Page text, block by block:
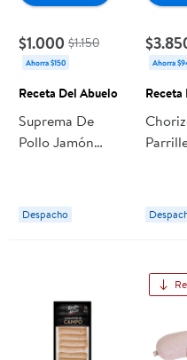
$1.000 $1.150
Ahorra $150
Receta Del Abuelo
Suprema De
Pollo Jamón
Abuelo
Despacho
Ahorra